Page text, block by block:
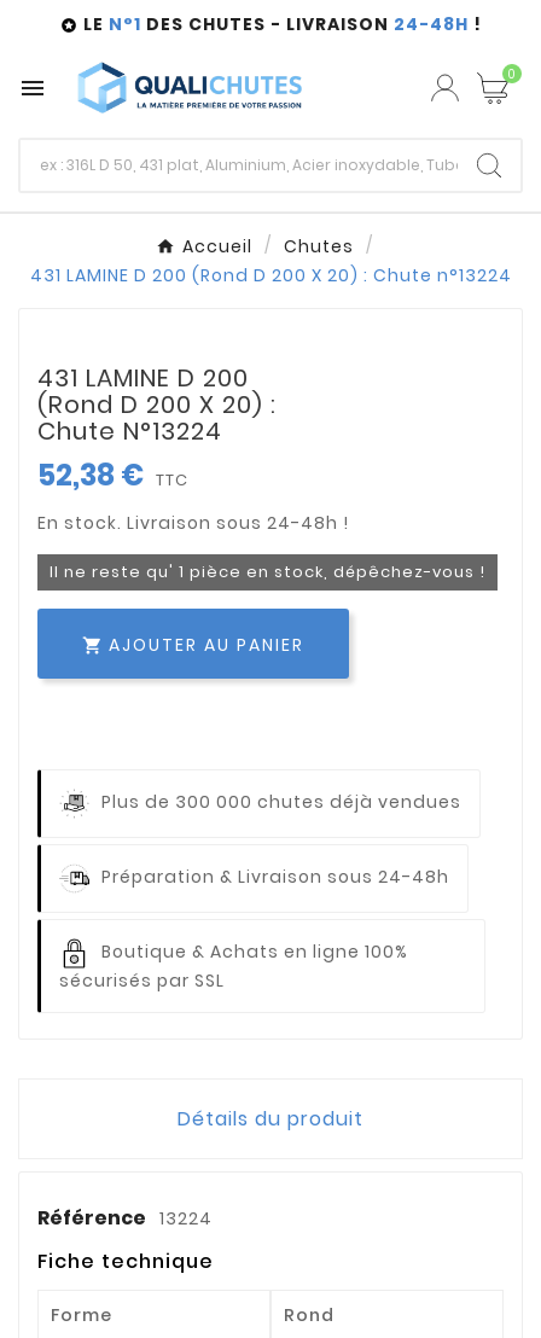
 LE N°1 DES CHUTES - LIVRAISON 24-48H !
 0
Accueil
Chutes
431 LAMINE D 200 (Rond D 200 X 20) : Chute n°13224
431 LAMINE D 200
(Rond D 200 X 20) :
Chute N°13224
52,38 € TTC
Il ne reste qu' 1 pièce en stock, dépêchez-vous !
 AJOUTER AU PANIER
Plus de 300 000 chutes déjà vendues
Préparation & Livraison sous 24-48h
Boutique & Achats en ligne 100%
sécurisés par SSL
Détails du produit
Référence 13224
Fiche technique
Forme Rond